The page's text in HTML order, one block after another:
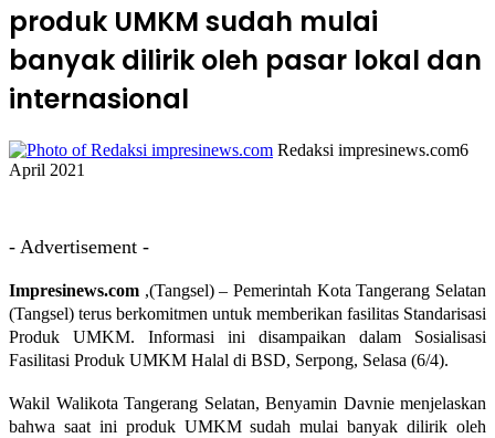
produk UMKM sudah mulai
banyak dilirik oleh pasar lokal dan
internasional
Redaksi impresinews.com6
April 2021
- Advertisement -
Impresinews.com ,(Tangsel) – Pemerintah Kota Tangerang Selatan
(Tangsel) terus berkomitmen untuk memberikan fasilitas Standarisasi
Produk UMKM. Informasi ini disampaikan dalam Sosialisasi
Fasilitasi Produk UMKM Halal di BSD, Serpong, Selasa (6/4).
Wakil Walikota Tangerang Selatan, Benyamin Davnie menjelaskan
bahwa saat ini produk UMKM sudah mulai banyak dilirik oleh